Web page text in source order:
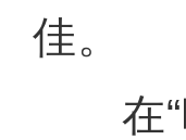
佳。
在“